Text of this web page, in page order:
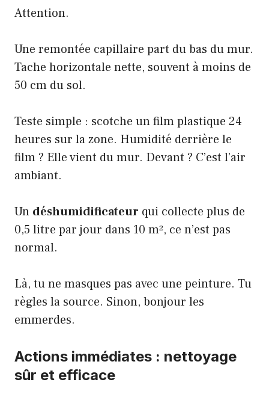
Attention.
Une remontée capillaire part du bas du mur.
Tache horizontale nette, souvent à moins de
50 cm du sol.
Teste simple : scotche un film plastique 24
heures sur la zone. Humidité derrière le
film ? Elle vient du mur. Devant ? C’est l’air
ambiant.
Un déshumidificateur qui collecte plus de
0,5 litre par jour dans 10 m², ce n’est pas
normal.
Là, tu ne masques pas avec une peinture. Tu
règles la source. Sinon, bonjour les
emmerdes.
Actions immédiates : nettoyage
sûr et efficace